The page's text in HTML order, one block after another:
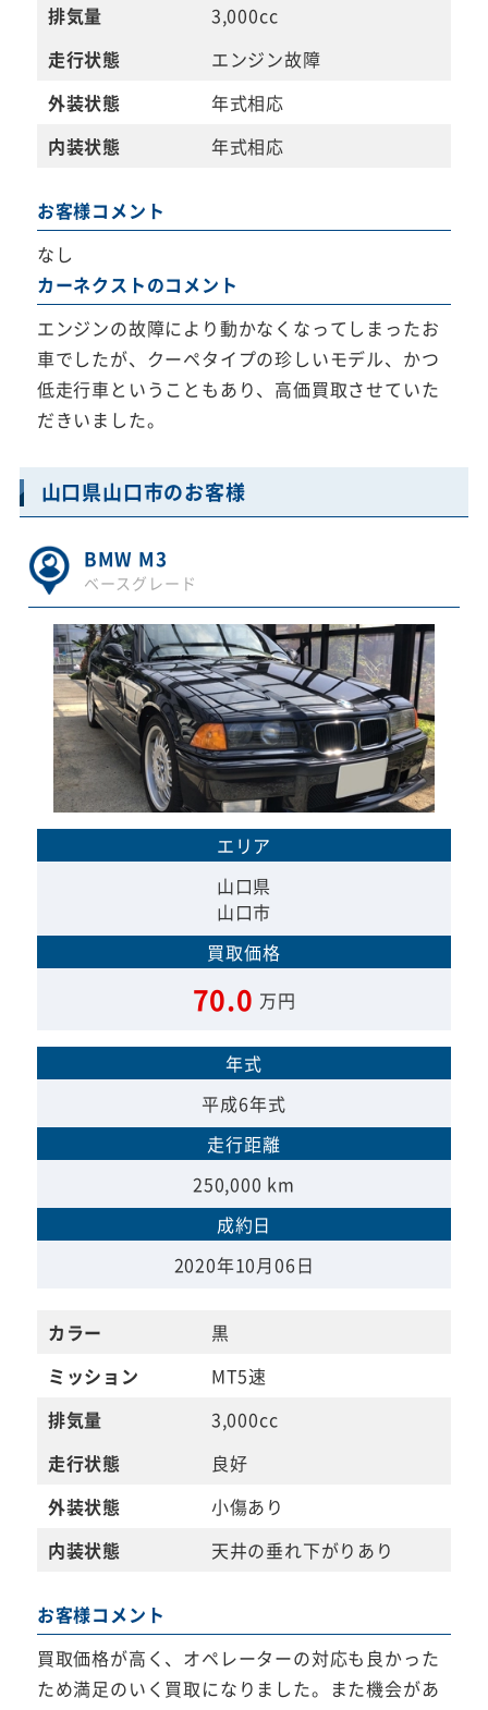
排気量
3,000cc
走行状態
エンジン故障
外装状態
年式相応
内装状態
年式相応
お客様コメント
なし
カーネクストのコメント
エンジンの故障により動かなくなってしまったお
車でしたが、クーペタイプの珍しいモデル、かつ
低走行車ということもあり、高価買取させていた
だきいました。
山口県山口市のお客様
BMW M3
ベースグレード
エリア
山口県
山口市
買取価格
70.0 万円
年式
平成6年式
走行距離
250,000 km
成約日
2020年10月06日
カラー
黒
ミッション
MT5速
排気量
3,000cc
走行状態
良好
外装状態
小傷あり
内装状態
天井の垂れ下がりあり
お客様コメント
買取価格が高く、オペレーターの対応も良かった
ため満足のいく買取になりました。また機会があ